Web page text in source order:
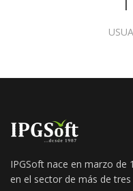
IPGSoft nace en marzo de
en el sector de más de